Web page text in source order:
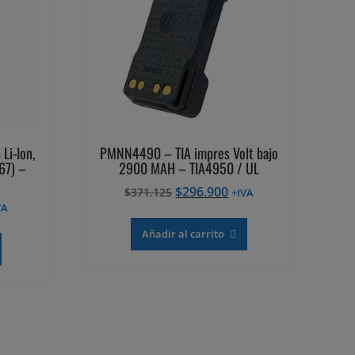
Ion,
–
PMNN4490 – TIA impres Volt bajo
2900 MAH – TIA4950 / UL
$371.125 El
original
era:
$296.900El
actual
es:
+IVA
Añadir al carrito